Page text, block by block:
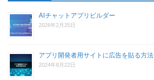
AIチャットアプリビルダー
2026年2月25日
アプリ開発者用サイトに広告を貼る方法
2024年8月22日